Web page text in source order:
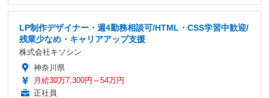
LP制作デザイナー・週4勤務相談可/HTML・CSS学習中歓迎/
残業少なめ・キャリアアップ支援
株式会社キソシン
神奈川県
月給30万7,300円～54万円
正社員